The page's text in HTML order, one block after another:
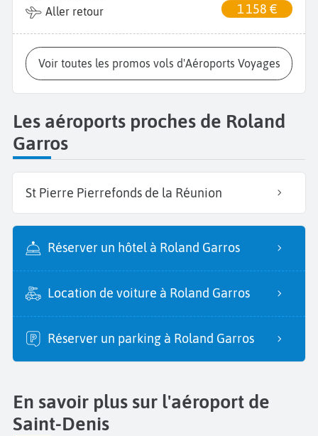
Aller retour 1 158 €
Voir toutes les promos vols d'Aéroports Voyages
Les aéroports proches de Roland
Garros
St Pierre Pierrefonds de la Réunion
Réserver un hôtel à Roland Garros
Location de voiture à Roland Garros
Réserver un parking à Roland Garros
En savoir plus sur l'aéroport de
Saint-Denis